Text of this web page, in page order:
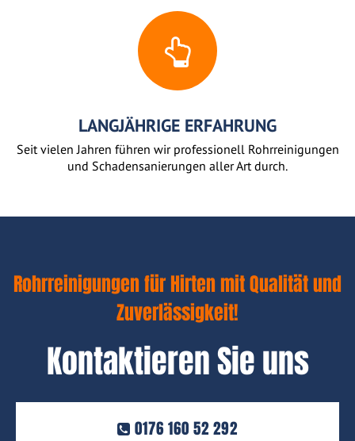
LANGJÄHRIGE ERFAHRUNG
Seit vielen Jahren führen wir professionell Rohrreinigungen
und Schadensanierungen aller Art durch.
Rohrreinigungen für Hirten mit Qualität und
Zuverlässigkeit!
Kontaktieren Sie uns
0176 160 52 292